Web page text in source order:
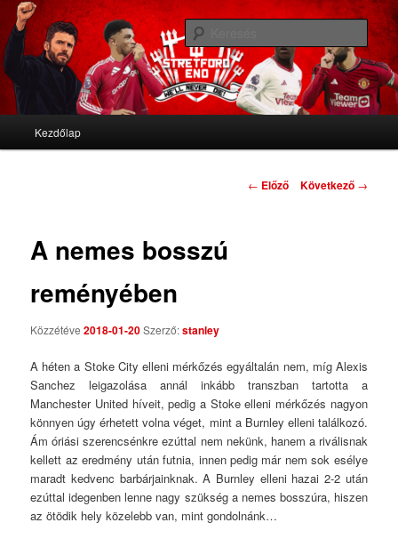
Stretford End
We'll never die
Tovább az elsődleges tartalomra
Tovább a másodlagos tartalomra
Kezdőlap
Bejegyzés navigáció
← Előző Következő →
A nemes bosszú
reményében
Közzétéve2018-01-20Szerző:stanley
A héten a Stoke City elleni mérkőzés egyáltalán nem, míg Alexis
Sanchez leigazolása annál inkább transzban tartotta a
Manchester United híveit, pedig a Stoke elleni mérkőzés nagyon
könnyen úgy érhetett volna véget, mint a Burnley elleni találkozó.
Ám óriási szerencsénkre ezúttal nem nekünk, hanem a riválisnak
kellett az eredmény után futnia, innen pedig már nem sok esélye
maradt kedvenc barbárjainknak. A Burnley elleni hazai 2-2 után
ezúttal idegenben lenne nagy szükség a nemes bosszúra, hiszen
az ötödik hely közelebb van, mint gondolnánk…